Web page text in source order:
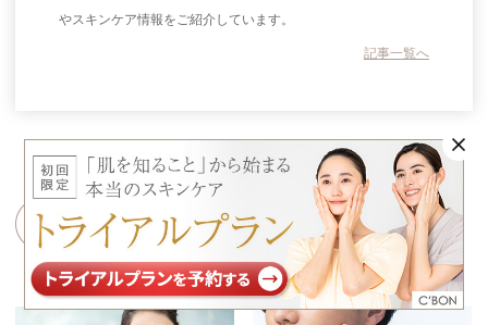
やスキンケア情報をご紹介しています。
記事一覧へ
こちらの記事も読まれています
Related Posts